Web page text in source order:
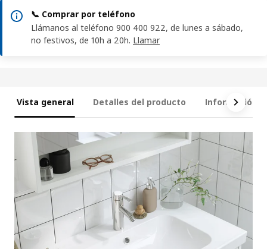
📞 Comprar por teléfono
Llámanos al teléfono 900 400 922, de lunes a sábado,
no festivos, de 10h a 20h. Llamar
Vista general Detalles del producto Información